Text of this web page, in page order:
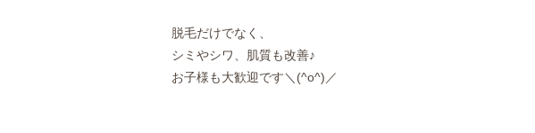
脱毛だけでなく、
シミやシワ、肌質も改善♪
お子様も大歓迎です＼(^o^)／